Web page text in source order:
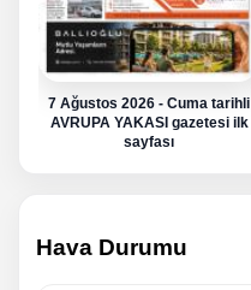
7 Ağustos 2026 - Cuma tarihli
AVRUPA YAKASI gazetesi ilk
sayfası
Hava Durumu